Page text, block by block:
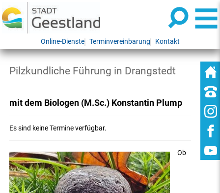
Online-Dienste Terminvereinbarung Kontakt
Pilzkundliche Führung in Drangstedt
mit dem Biologen (M.Sc.) Konstantin Plump
Es sind keine Termine verfügbar.
Ob